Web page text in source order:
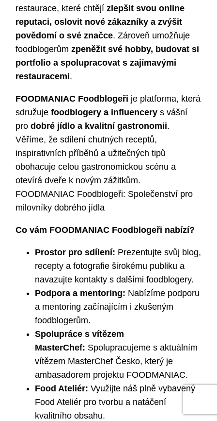
restaurace, které chtějí zlepšit svou online
reputaci, oslovit nové zákazníky a zvýšit
povědomí o své značce. Zároveň umožňuje
foodblogerům zpeněžit své hobby, budovat si
portfolio a spolupracovat s zajímavými
restauracemi.
FOODMANIAC Foodblogeři je platforma, která
sdružuje foodblogery a influencery s vášní
pro dobré jídlo a kvalitní gastronomii.
Věříme, že sdílení chutných receptů,
inspirativních příběhů a užitečných tipů
obohacuje celou gastronomickou scénu a
otevírá dveře k novým zážitkům.
FOODMANIAC Foodblogeři: Společenství pro
milovníky dobrého jídla
Co vám FOODMANIAC Foodblogeři nabízí?
Prostor pro sdílení: Prezentujte svůj blog,
recepty a fotografie širokému publiku a
navazujte kontakty s dalšími foodblogery.
Podpora a mentoring: Nabízíme podporu
a mentoring začínajícím i zkušeným
foodblogerům.
Spolupráce s vítězem
MasterChef: Spolupracujeme s aktuálním
vítězem MasterChef Česko, který je
ambasadorem projektu FOODMANIAC.
Food Ateliér: Využijte náš plně vybavený
Food Ateliér pro tvorbu a natáčení
kvalitního obsahu.